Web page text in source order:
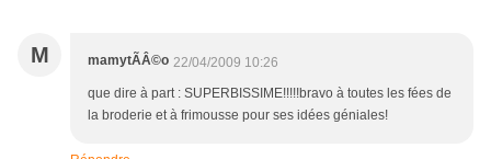
M mamytÃÂ©o 22/04/2009 10:26
que dire à part : SUPERBISSIME!!!!!bravo à toutes les fées de
la broderie et à frimousse pour ses idées géniales!